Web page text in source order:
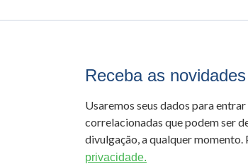
Receba as
Usaremos seus dados para
correlacionadas que podem ser
divulgação, a qualquer momento.
privacidade.